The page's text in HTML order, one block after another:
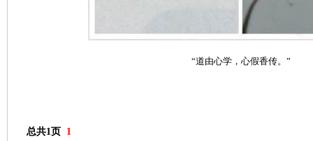
“道由心学，心假香传。”
总共1页 1